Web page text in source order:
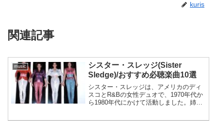
kuris
関連記事
music
シスター・スレッジ(Sister
Sledge)/おすすめ必聴楽曲10選
シスター・スレッジは、アメリカのディ
スコとR&Bの女性デュオで、1970年代か
ら1980年代にかけて活動しました。姉妹